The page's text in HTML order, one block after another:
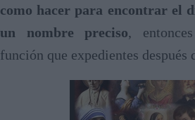
como hacer para encontrar el
un nombre preciso,
función que expedientes después